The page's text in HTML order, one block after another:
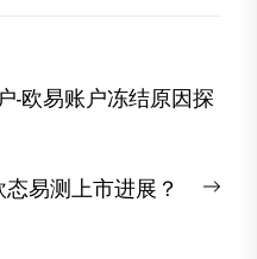
-欧易账户冻结原因探
易测上市进展？